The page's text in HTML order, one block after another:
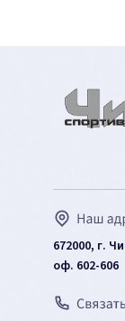
672000, г.
оф. 602-606